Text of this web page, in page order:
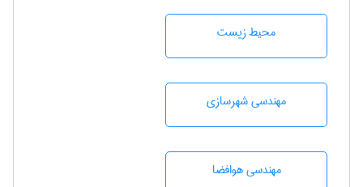
محيط زيست
مهندسی شهرسازی
مهندسی هوافضا